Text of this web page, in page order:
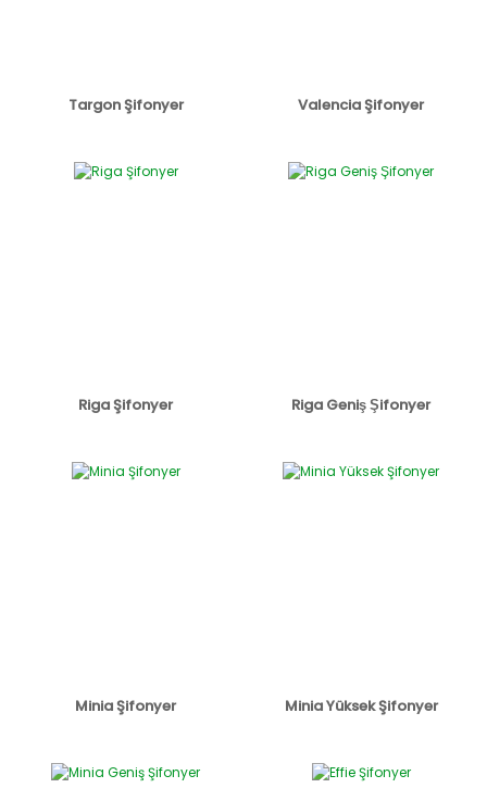
Targon Şifonyer Valencia Şifonyer
Riga Şifonyer Riga Geniş Şifonyer
Minia Şifonyer Minia Yüksek Şifonyer